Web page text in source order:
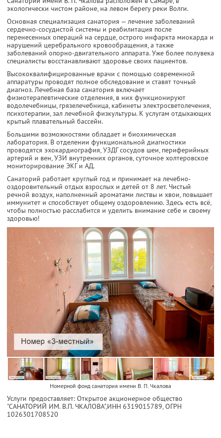
экологически чистом районе, на левом берегу реки Волги.
Основная специализация санатория — лечение заболеваний
сердечно-сосудистой системы и реабилитация после
перенесенных операций на сердце, острого инфаркта миокарда и
нарушений церебрального кровообращения, а также
заболеваний опорно-двигательного аппарата. Уже более полувека
специалисты восстанавливают здоровье своих пациентов.
Высококвалифицированные врачи с помощью современной
аппаратуры проводят полное обследование и ставят точный
диагноз. Лечебная база санатория включает
физиотерапевтические отделения, в них функционируют
водолечебницы, грязелечебница, кабинеты электросветолечения,
психотерапии, зал лечебной физкультуры. К услугам отдыхающих
крытый плавательный бассейн.
Большими возможностями обладает и биохимическая
лаборатория. В отделении функциональной диагностики
проводятся эхокардиография, УЗДГ сосудов шеи, периферийных
артерий и вен, УЗИ внутренних органов, суточное холтеровское
мониторирование ЭКГ и АД.
Санаторий работает круглый год и принимает на лечебно-
оздоровительный отдых взрослых и детей от 8 лет. Чистый
речной воздух, наполненный ароматами листвы и хвои, повышает
иммунитет и способствует общему оздоровлению. Здесь есть всё,
чтобы полностью расслабится и уделить внимание себе и своему
здоровью!
Номерной фонд санатория имени В. П. Чкалова
Услуги предоставляет: Открытое акционерное общество
"САНАТОРИЙ ИМ. В.П. ЧКАЛОВА",ИНН 6319015789, ОГРН
1026301708520